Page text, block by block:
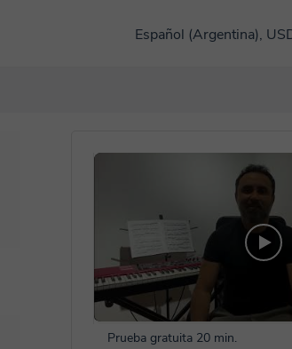
Español (Argentina),
Prueba gratuita 20 min.